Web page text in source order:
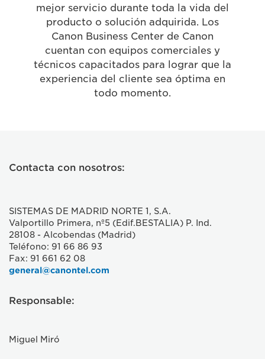
mejor servicio durante toda la vida del
producto o solución adquirida. Los
Canon Business Center de Canon
cuentan con equipos comerciales y
técnicos capacitados para lograr que la
experiencia del cliente sea óptima en
todo momento.
Contacta con nosotros:
SISTEMAS DE MADRID NORTE 1, S.A.
Valportillo Primera, nº5 (Edif.BESTALIA) P. Ind.
28108 - Alcobendas (Madrid)
Teléfono: 91 66 86 93
Fax: 91 661 62 08
general@canontel.com
Responsable:
Miguel Miró